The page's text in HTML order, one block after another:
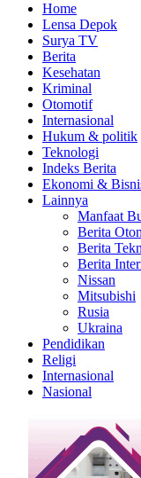
Home
Lensa Depok
Surya TV
Berita
Kesehatan
Kriminal
Otomotif
Internasional
Hukum & politik
Teknologi
Indeks Berita
Ekonomi &
Lainnya
Manfaat
Berita
Berita
Berita
Nissan
Mitsubishi
Rusia
Ukraina
Pendidikan
Religi
Internasional
Nasional